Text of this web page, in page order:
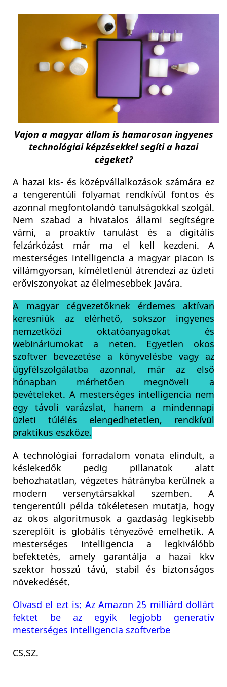
Vajon a magyar állam is hamarosan ingyenes
technológiai képzésekkel segíti a hazai
cégeket?
A hazai kis- és középvállalkozások számára ez
a tengerentúli folyamat rendkívül fontos és
azonnal megfontolandó tanulságokkal szolgál.
Nem szabad a hivatalos állami segítségre
várni, a proaktív tanulást és a digitális
felzárkózást már ma el kell kezdeni. A
mesterséges intelligencia a magyar piacon is
villámgyorsan, kíméletlenül átrendezi az üzleti
erőviszonyokat az élelmesebbek javára.
A magyar cégvezetőknek érdemes aktívan
keresniük az elérhető, sokszor ingyenes
nemzetközi oktatóanyagokat és
webináriumokat a neten. Egyetlen okos
szoftver bevezetése a könyvelésbe vagy az
ügyfélszolgálatba azonnal, már az első
hónapban mérhetően megnöveli a
bevételeket. A mesterséges intelligencia nem
egy távoli varázslat, hanem a mindennapi
üzleti túlélés elengedhetetlen, rendkívül
praktikus eszköze.
A technológiai forradalom vonata elindult, a
késlekedők pedig pillanatok alatt
behozhatatlan, végzetes hátrányba kerülnek a
modern versenytársakkal szemben. A
tengerentúli példa tökéletesen mutatja, hogy
az okos algoritmusok a gazdaság legkisebb
szereplőit is globális tényezővé emelhetik. A
mesterséges intelligencia a legkiválóbb
befektetés, amely garantálja a hazai kkv
szektor hosszú távú, stabil és biztonságos
növekedését.
Olvasd el ezt is: Az Amazon 25 milliárd dollárt
fektet be az egyik legjobb generatív
mesterséges intelligencia szoftverbe
CS.SZ.